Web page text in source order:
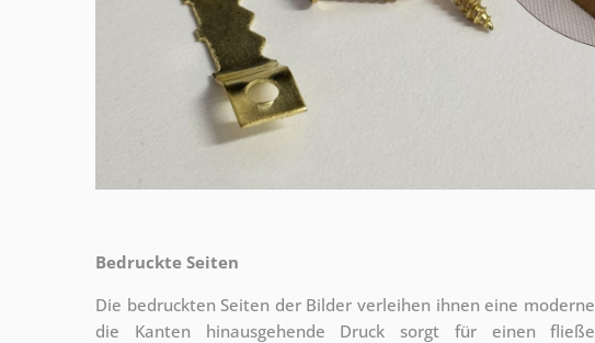
Bedruckte Seiten
Die bedruckten Seiten der Bilder verleihen ihnen eine
die Kanten hinausgehende Druck sorgt für einen